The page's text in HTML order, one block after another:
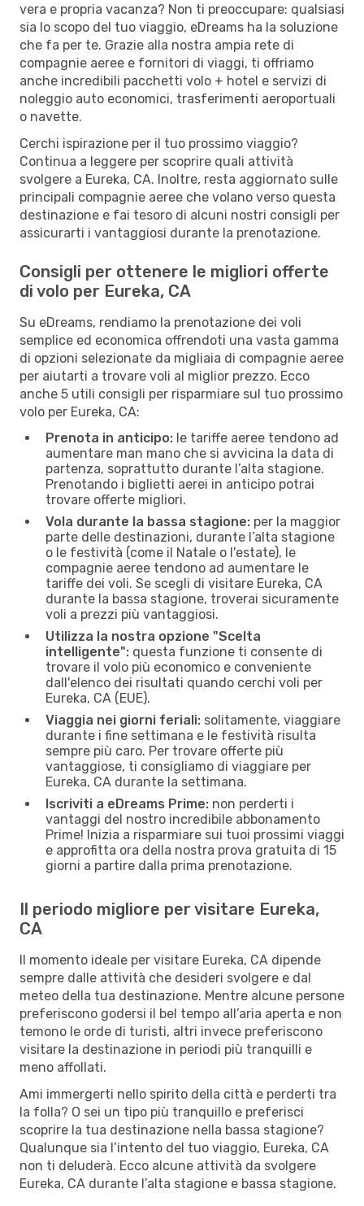
vera e propria vacanza? Non ti preoccupare: qualsiasi
sia lo scopo del tuo viaggio, eDreams ha la soluzione
che fa per te. Grazie alla nostra ampia rete di
compagnie aeree e fornitori di viaggi, ti offriamo
anche incredibili pacchetti volo + hotel e servizi di
noleggio auto economici, trasferimenti aeroportuali
o navette.
Cerchi ispirazione per il tuo prossimo viaggio?
Continua a leggere per scoprire quali attività
svolgere a Eureka, CA. Inoltre, resta aggiornato sulle
principali compagnie aeree che volano verso questa
destinazione e fai tesoro di alcuni nostri consigli per
assicurarti i vantaggiosi durante la prenotazione.
Consigli per ottenere le migliori offerte
di volo per Eureka, CA
Su eDreams, rendiamo la prenotazione dei voli
semplice ed economica offrendoti una vasta gamma
di opzioni selezionate da migliaia di compagnie aeree
per aiutarti a trovare voli al miglior prezzo. Ecco
anche 5 utili consigli per risparmiare sul tuo prossimo
volo per Eureka, CA:
Prenota in anticipo: le tariffe aeree tendono ad
aumentare man mano che si avvicina la data di
partenza, soprattutto durante l’alta stagione.
Prenotando i biglietti aerei in anticipo potrai
trovare offerte migliori.
Vola durante la bassa stagione: per la maggior
parte delle destinazioni, durante l’alta stagione
o le festività (come il Natale o l'estate), le
compagnie aeree tendono ad aumentare le
tariffe dei voli. Se scegli di visitare Eureka, CA
durante la bassa stagione, troverai sicuramente
voli a prezzi più vantaggiosi.
Utilizza la nostra opzione "Scelta
intelligente": questa funzione ti consente di
trovare il volo più economico e conveniente
dall'elenco dei risultati quando cerchi voli per
Eureka, CA (EUE).
Viaggia nei giorni feriali: solitamente, viaggiare
durante i fine settimana e le festività risulta
sempre più caro. Per trovare offerte più
vantaggiose, ti consigliamo di viaggiare per
Eureka, CA durante la settimana.
Iscriviti a eDreams Prime: non perderti i
vantaggi del nostro incredibile abbonamento
Prime! Inizia a risparmiare sui tuoi prossimi viaggi
e approfitta ora della nostra prova gratuita di 15
giorni a partire dalla prima prenotazione.
Il periodo migliore per visitare Eureka,
CA
Il momento ideale per visitare Eureka, CA dipende
sempre dalle attività che desideri svolgere e dal
meteo della tua destinazione. Mentre alcune persone
preferiscono godersi il bel tempo all’aria aperta e non
temono le orde di turisti, altri invece preferiscono
visitare la destinazione in periodi più tranquilli e
meno affollati.
Ami immergerti nello spirito della città e perderti tra
la folla? O sei un tipo più tranquillo e preferisci
scoprire la tua destinazione nella bassa stagione?
Qualunque sia l’intento del tuo viaggio, Eureka, CA
non ti deluderà. Ecco alcune attività da svolgere
Eureka, CA durante l’alta stagione e bassa stagione.